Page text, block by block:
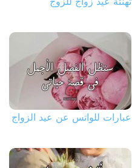
عبارات للواتس عن عيد الزواج